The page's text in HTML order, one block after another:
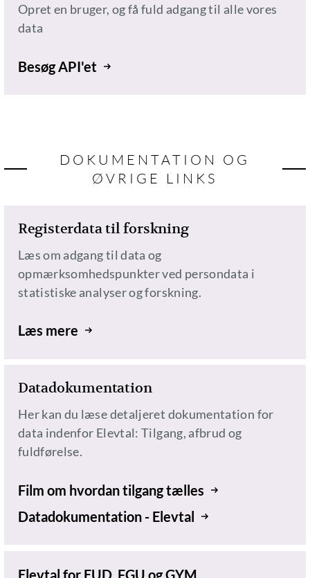
Opret en bruger, og få fuld adgang til alle vores
data
Besøg API'et
DOKUMENTATION OG
ØVRIGE LINKS
Registerdata til forskning
Læs om adgang til data og
opmærksomhedspunkter ved persondata i
statistiske analyser og forskning.
Læs mere
Datadokumentation
Her kan du læse detaljeret dokumentation for
data indenfor Elevtal: Tilgang, afbrud og
fuldførelse.
Film om hvordan tilgang tælles
Datadokumentation - Elevtal